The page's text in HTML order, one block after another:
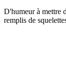
D'humeur à mettre
remplis de